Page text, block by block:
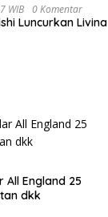
WIB 0 Komentar
Luncurkan Livina
All England 25
dkk